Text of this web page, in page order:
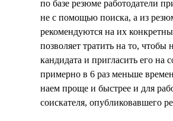
по базе резюме работодатели
не с помощью поиска, а из
рекомендуются на их
позволяет тратить на то, чтобы
кандидата и пригласить его на
примерно в 6 раз меньше
наем проще и быстрее и для
соискателя, опубликовавшего